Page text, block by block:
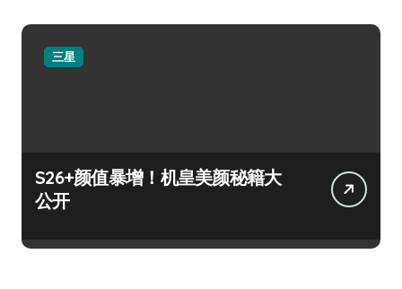
三星
S26+颜值暴增！机皇美颜秘籍大
公开